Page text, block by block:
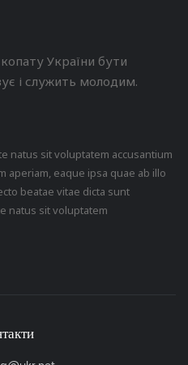
України бути
і служить молодим.
natus sit voluptatem accusantium
aperiam, eaque ipsa quae ab illo
beatae vitae dicta sunt
natus sit voluptatem